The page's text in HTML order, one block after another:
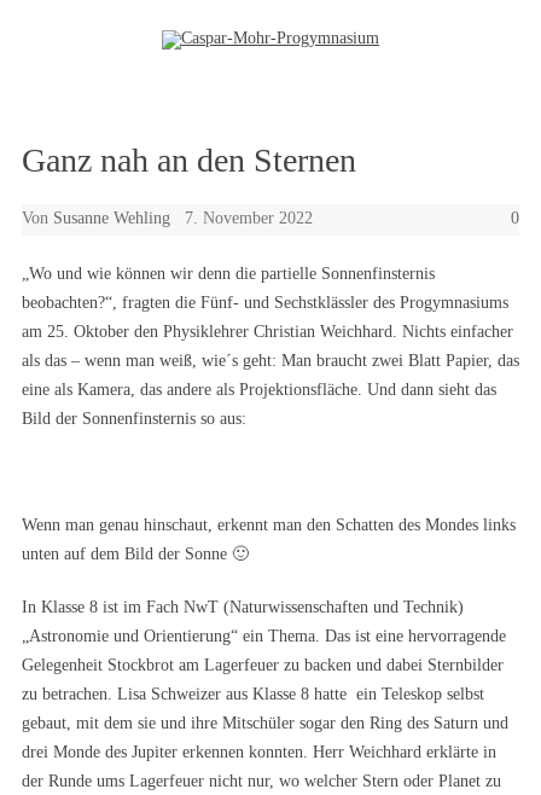
Ganz nah an den Sternen
Von Susanne Wehling 7. November 2022 0
„Wo und wie können wir denn die partielle Sonnenfinsternis
beobachten?“, fragten die Fünf- und Sechstklässler des Progymnasiums
am 25. Oktober den Physiklehrer Christian Weichhard. Nichts einfacher
als das – wenn man weiß, wie´s geht: Man braucht zwei Blatt Papier, das
eine als Kamera, das andere als Projektionsfläche. Und dann sieht das
Bild der Sonnenfinsternis so aus:
Wenn man genau hinschaut, erkennt man den Schatten des Mondes links
unten auf dem Bild der Sonne 🙂
In Klasse 8 ist im Fach NwT (Naturwissenschaften und Technik)
„Astronomie und Orientierung“ ein Thema. Das ist eine hervorragende
Gelegenheit Stockbrot am Lagerfeuer zu backen und dabei Sternbilder
zu betrachen. Lisa Schweizer aus Klasse 8 hatte ein Teleskop selbst
gebaut, mit dem sie und ihre Mitschüler sogar den Ring des Saturn und
drei Monde des Jupiter erkennen konnten. Herr Weichhard erklärte in
der Runde ums Lagerfeuer nicht nur, wo welcher Stern oder Planet zu